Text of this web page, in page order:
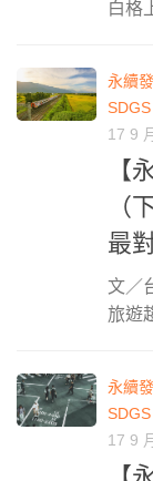
白格
永續
SDGS
17 9
【
（
最
文／
旅遊
永續
SDGS
17 9